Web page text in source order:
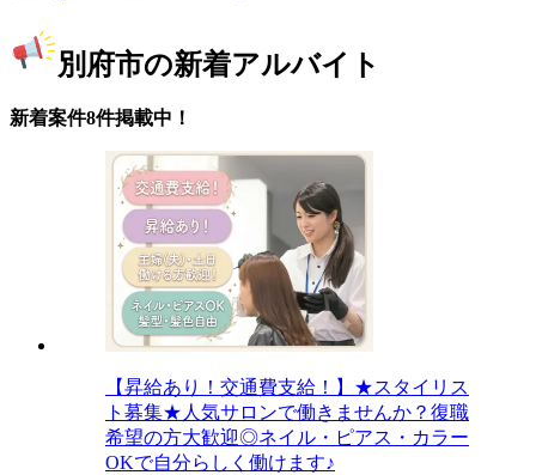
別府市の新着アルバイト
新着案件8件掲載中！
【昇給あり！交通費支給！】★スタイリス
ト募集★人気サロンで働きませんか？復職
希望の方大歓迎◎ネイル・ピアス・カラー
OKで自分らしく働けます♪